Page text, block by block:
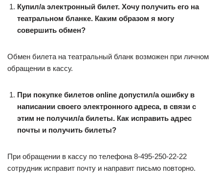
Купил/а электронный билет. Хочу получить его на
театральном бланке. Каким образом я могу
совершить обмен?
Обмен билета на театральный бланк возможен при личном
обращении в кассу.
При покупке билетов online допустил/а ошибку в
написании своего электронного адреса, в связи с
этим не получил/а билеты. Как исправить адрес
почты и получить билеты?
При обращении в кассу по телефона 8-495-250-22-22
сотрудник исправит почту и направит письмо повторно.